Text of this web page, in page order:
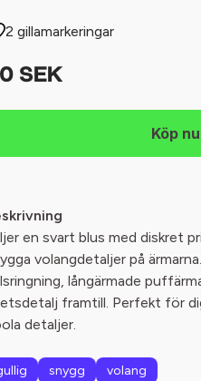
2 gillamarkeringar
SEK
en svart blus med diskret
volangdetaljer på
långärmade
framtill. Perfekt för
detaljer.
snygg volang